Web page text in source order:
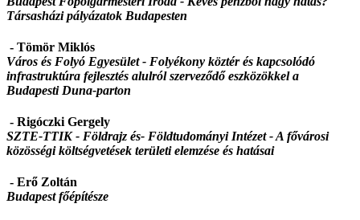
Társasházi pályázatok Budapesten
- Tömör Miklós
Város és Folyó Egyesület - Folyékony köztér és kapcsolódó
infrastruktúra fejlesztés alulról szerveződő eszközökkel a
Budapesti Duna-parton
- Rigóczki Gergely
SZTE-TTIK - Földrajz és- Földtudományi Intézet -A fővárosi
közösségi költségvetések területi elemzése és hatásai
- Erő Zoltán
Budapest főépítésze